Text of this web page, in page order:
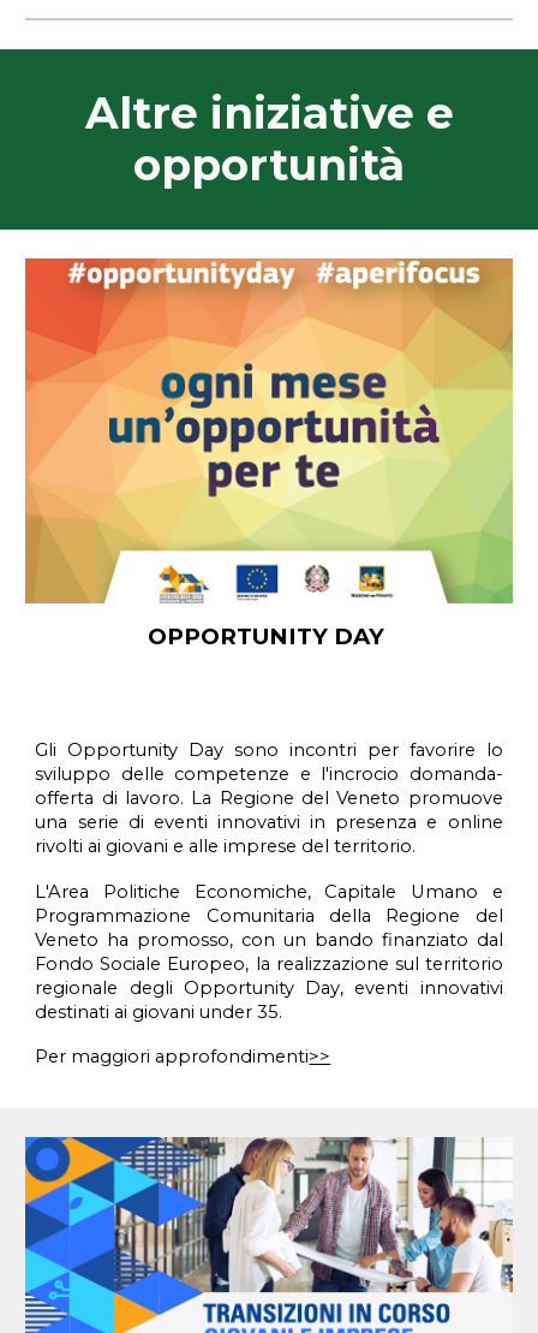
Altre iniziative e
opportunità
OPPORTUNITY DAY
GliOpportunity Day sono incontri per favorire lo
sviluppo delle competenze e l'incrocio domanda-
offerta di lavoro. La Regione del Veneto promuove
una serie di eventi innovativi in presenza e online
rivolti ai giovani e alle imprese del territorio.
L'Area Politiche Economiche, Capitale Umano e
Programmazione Comunitaria della Regione del
Veneto ha promosso, con un bando finanziato dal
Fondo Sociale Europeo, la realizzazione sul territorio
regionale degli Opportunity Day, eventi innovativi
destinati ai giovani under 35.
Per maggiori approfondimenti>>